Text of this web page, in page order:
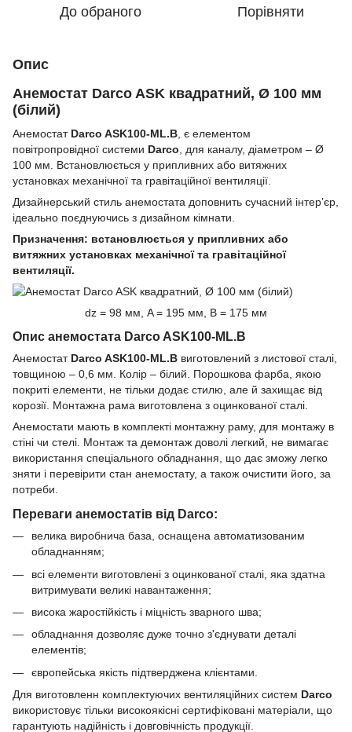
До обраного Порівняти
Опис
Анемостат Darco ASK квадратний, Ø 100 мм
(білий)
Анемостат Darco ASK100-ML.B , є елементом
повітропровідної системи Darco , для каналу, діаметром – Ø
100 мм. Встановлюється у припливних або витяжних
установках механічної та гравітаційної вентиляції.
Дизайнерський стиль анемостата доповнить сучасний інтер’єр,
ідеально поєднуючись з дизайном кімнати.
Призначення: встановлюється у припливних або
витяжних установках механічної та гравітаційної
вентиляції.
dz = 98 мм, A = 195 мм, B = 175 мм
Опис анемостата Darco ASK100-ML.B
Анемостат Darco ASK100-ML.B виготовлений з листової сталі,
товщиною – 0,6 мм. Колір – білий. Порошкова фарба, якою
покриті елементи, не тільки додає стилю, але й захищає від
корозії. Монтажна рама виготовлена з оцинкованої сталі.
Анемостати мають в комплекті монтажну раму, для монтажу в
стіні чи стелі. Монтаж та демонтаж доволі легкий, не вимагає
використання спеціального обладнання, що дає зможу легко
зняти і перевірити стан анемостату, а також очистити його, за
потреби.
Переваги анемостатів від Darco:
велика виробнича база, оснащена автоматизованим
обладнанням;
всі елементи виготовлені з оцинкованої сталі, яка здатна
витримувати великі навантаження;
висока жаростійкість і міцність зварного шва;
обладнання дозволяє дуже точно з'єднувати деталі
елементів;
європейська якість підтверджена клієнтами.
Для виготовленн комплектуючих вентиляційних систем Darco
використовує тільки високоякісні сертифіковані матеріали, що
гарантують надійність і довговічність продукції.